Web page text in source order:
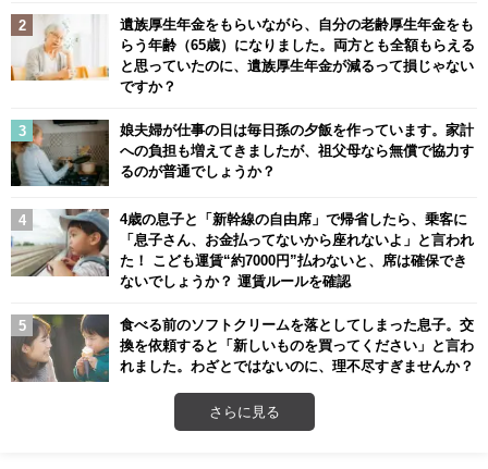
遺族厚生年金をもらいながら、自分の老齢厚生年金をも
らう年齢（65歳）になりました。両方とも全額もらえる
と思っていたのに、遺族厚生年金が減るって損じゃない
ですか？
娘夫婦が仕事の日は毎日孫の夕飯を作っています。家計
への負担も増えてきましたが、祖父母なら無償で協力す
るのが普通でしょうか？
4歳の息子と「新幹線の自由席」で帰省したら、乗客に
「息子さん、お金払ってないから座れないよ」と言われ
た！ こども運賃“約7000円”払わないと、席は確保でき
ないでしょうか？ 運賃ルールを確認
食べる前のソフトクリームを落としてしまった息子。交
換を依頼すると「新しいものを買ってください」と言わ
れました。わざとではないのに、理不尽すぎませんか？
さらに見る